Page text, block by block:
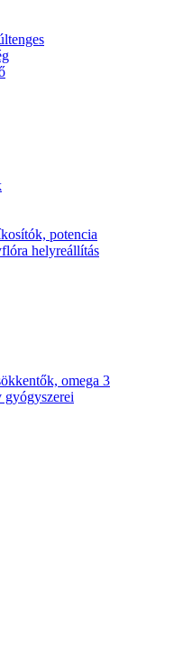
potencia
helyreállítás
omega 3
gyógyszerei